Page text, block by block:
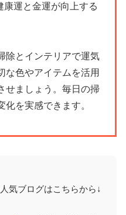
運と金運が向上する
除とインテリアで運気
な色やアイテムを活用
せましょう。毎日の掃
を実感できます。
気ブログはこちらから↓